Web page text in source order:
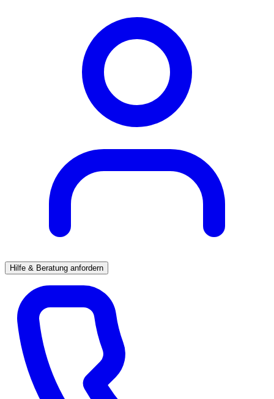
Hilfe & Beratung anfordern